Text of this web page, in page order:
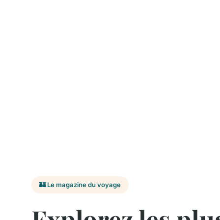
🏰 Le magazine du voyage